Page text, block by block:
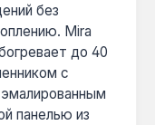
без
Mira
до 40
с
панелью из